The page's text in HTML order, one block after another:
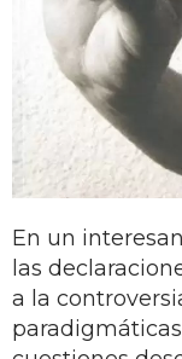
En un
las
a la